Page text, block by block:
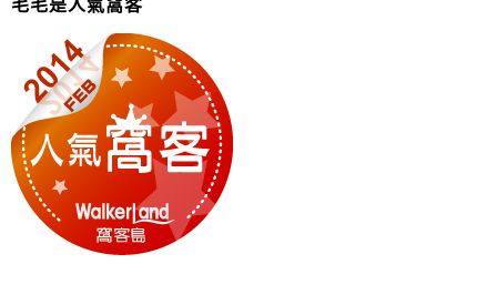
毛毛是人氣窩客